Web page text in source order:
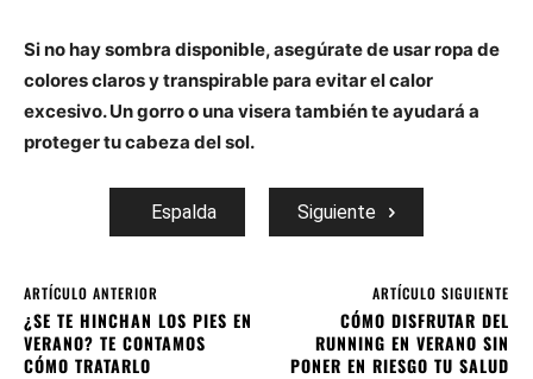
Si no hay sombra disponible, asegúrate de usar ropa de
colores claros y transpirable para evitar el calor
excesivo. Un gorro o una visera también te ayudará a
proteger tu cabeza del sol.
Espalda Siguiente
ARTÍCULO ANTERIOR
¿SE TE HINCHAN LOS PIES EN
VERANO? TE CONTAMOS
CÓMO TRATARLO
ARTÍCULO SIGUIENTE
CÓMO DISFRUTAR DEL
RUNNING EN VERANO SIN
PONER EN RIESGO TU SALUD